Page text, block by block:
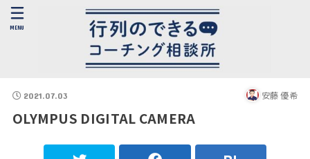
MENU
2021.07.03 安藤 優希
OLYMPUS DIGITAL CAMERA